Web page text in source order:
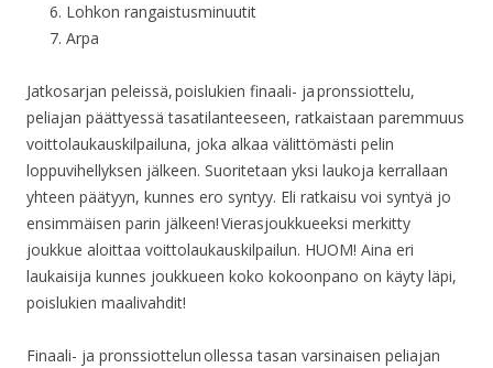
Lohkon rangaistusminuutit
Arpa
Jatkosarjan peleissä, poislukien finaali- ja pronssiottelu,
peliajan päättyessä tasatilanteeseen, ratkaistaan paremmuus
voittolaukauskilpailuna, joka alkaa välittömästi pelin
loppuvihellyksen jälkeen. Suoritetaan yksi laukoja kerrallaan
yhteen päätyyn, kunnes ero syntyy. Eli ratkaisu voi syntyä jo
ensimmäisen parin jälkeen! Vierasjoukkueeksi merkitty
joukkue aloittaa voittolaukauskilpailun. HUOM! Aina eri
laukaisija kunnes joukkueen koko kokoonpano on käyty läpi,
poislukien maalivahdit!
Finaali- ja pronssiottelun ollessa tasan varsinaisen peliajan